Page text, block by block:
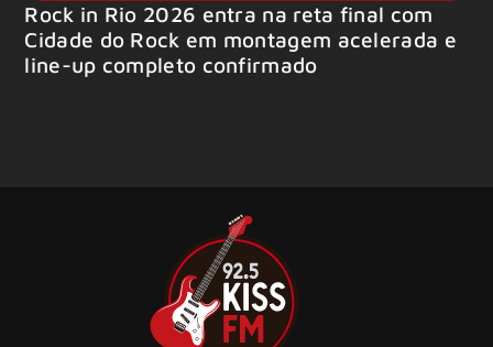
Rock in Rio 2026 entra na reta final com
Cidade do Rock em montagem acelerada e
line-up completo confirmado